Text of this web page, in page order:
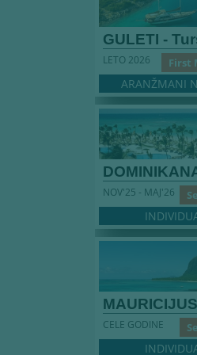
GULETI -
First
LETO 2026
ARANŽMANI
NOV'25 - MAJ'26
MAURICIJUS
CELE GODINE